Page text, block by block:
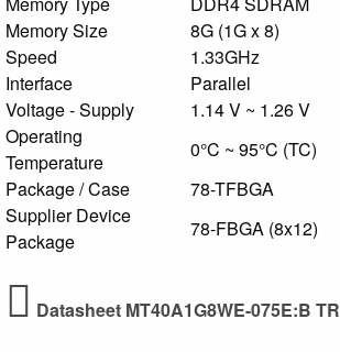
Memory Size
8G (1G x 8)
Speed
1.33GHz
Interface
Parallel
Voltage - Supply
1.14 V ~ 1.26 V
Operating
Temperature
0°C ~ 95°C (TC)
Package / Case
78-TFBGA
Supplier Device
Package
78-FBGA (8x12)
Datasheet MT40A1G8WE-075E:B TR